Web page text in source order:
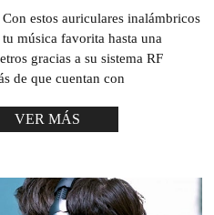
estos auriculares inalámbricos
música favorita hasta una
gracias a su sistema RF
de que cuentan con
VER MÁS